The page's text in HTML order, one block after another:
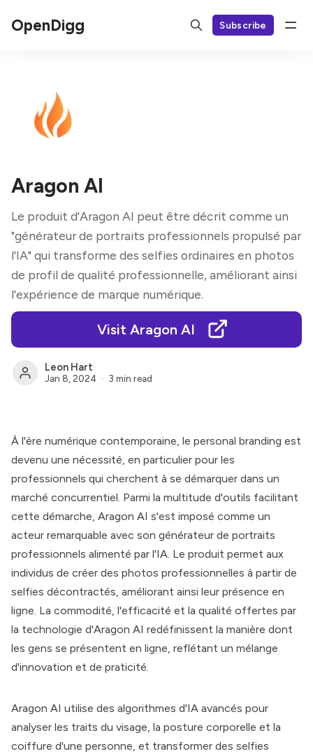
OpenDigg Subscribe
Aragon AI
Le produit d'Aragon AI peut être décrit comme un
"générateur de portraits professionnels propulsé par
l'IA" qui transforme des selfies ordinaires en photos
de profil de qualité professionnelle, améliorant ainsi
l'expérience de marque numérique.
Visit Aragon AI
Leon Hart
Jan 8, 2024 3 min read
À l'ère numérique contemporaine, le personal branding est
devenu une nécessité, en particulier pour les
professionnels qui cherchent à se démarquer dans un
marché concurrentiel. Parmi la multitude d'outils facilitant
cette démarche, Aragon AI s'est imposé comme un
acteur remarquable avec son générateur de portraits
professionnels alimenté par l'IA. Le produit permet aux
individus de créer des photos professionnelles à partir de
selfies décontractés, améliorant ainsi leur présence en
ligne. La commodité, l'efficacité et la qualité offertes par
la technologie d'Aragon AI redéfinissent la manière dont
les gens se présentent en ligne, reflétant un mélange
d'innovation et de praticité.
Aragon AI utilise des algorithmes d'IA avancés pour
analyser les traits du visage, la posture corporelle et la
coiffure d'une personne, et transformer des selfies